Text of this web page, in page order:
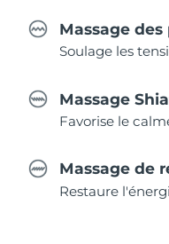
Massage
Soulage les
Massage
Favorise le
Massage de
Restaure